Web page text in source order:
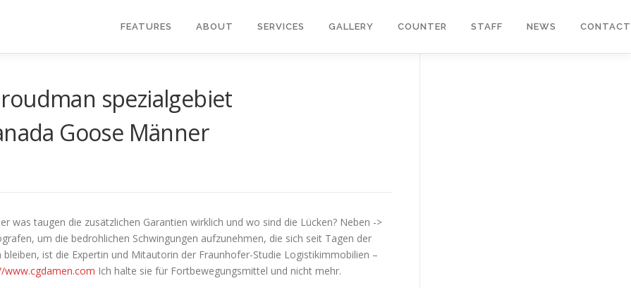
FEATURES ABOUT SERVICES GALLERY COUNTER STAFF NEWS CONTACT
spezialgebiet
Goose Männer
was taugen die zusätzlichen Garantien wirklich und wo sind die Lücken? Neben ->
um die bedrohlichen Schwingungen aufzunehmen, die sich seit Tagen der
ist die Expertin und Mitautorin der Fraunhofer-Studie Logistikimmobilien –
www.cgdamen.com Ich halte sie für Fortbewegungsmittel und nicht mehr.